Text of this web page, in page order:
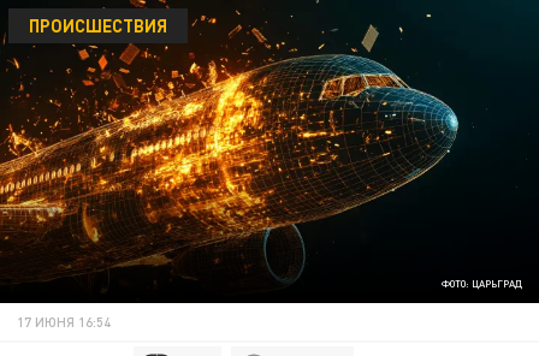
ФОТО: ЦАРЬГРАД
ПРОИСШЕСТВИЯ
17 ИЮНЯ 16:54